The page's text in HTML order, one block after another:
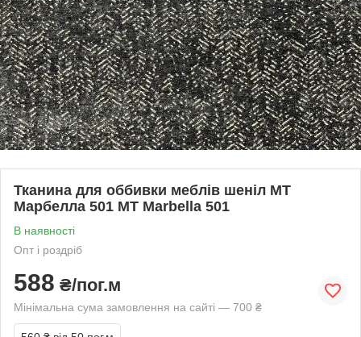
Тканина для оббивки меблів шеніл МТ
Марбелла 501 MT Marbella 501
В наявності
Опт і роздріб
588 ₴/пог.м
Мінімальна сума замовлення на сайті — 700 ₴